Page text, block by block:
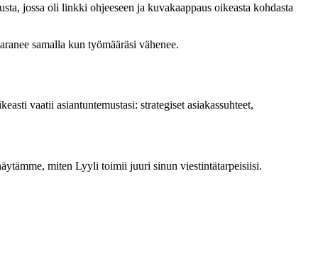
jossa oli linkki ohjeeseen ja kuvakaappaus oikeasta kohdasta
samalla kun työmääräsi vähenee.
vaatii asiantuntemustasi: strategiset asiakassuhteet,
miten Lyyli toimii juuri sinun viestintätarpeisiisi.